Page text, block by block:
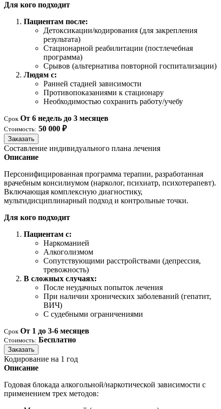
Для кого подходит
Пациентам после:
Детоксикации/кодирования (для закрепления
результата)
Стационарной реабилитации (постлечебная
программа)
Срывов (альтернатива повторной госпитализации)
Людям с:
Ранней стадией зависимости
Противопоказаниями к стационару
Необходимостью сохранить работу/учебу
Срок От 6 недель до 3 месяцев
Стоимость: 50 000 ₽
Заказать
Составление индивидуального плана лечения
Описание
Персонифицированная программа терапии, разработанная
врачебным консилиумом (нарколог, психиатр, психотерапевт).
Включающая комплексную диагностику,
мультидисциплинарный подход и контрольные точки.
Для кого подходит
Пациентам с:
Наркоманией
Алкоголизмом
Сопутствующими расстройствами (депрессия,
тревожность)
В сложных случаях:
После неудачных попыток лечения
При наличии хронических заболеваний (гепатит,
ВИЧ)
С судебными ограничениями
Срок От 1 до 3-6 месяцев
Стоимость: Бесплатно
Заказать
Кодирование на 1 год
Описание
Годовая блокада алкогольной/наркотической зависимости с
применением трех методов: